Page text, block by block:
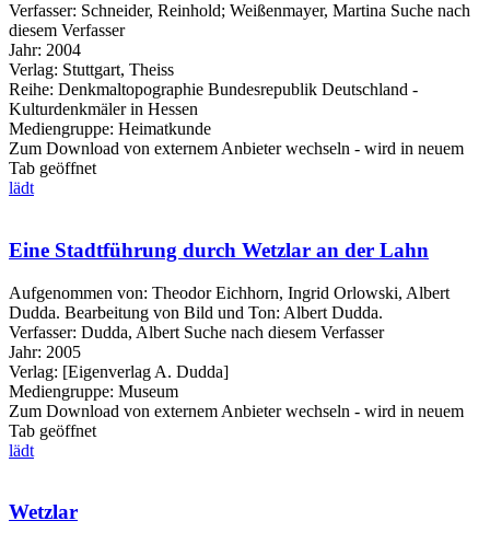
Verfasser: Schneider, Reinhold; Weißenmayer, Martina Suche nach
diesem Verfasser
Jahr: 2004
Verlag: Stuttgart, Theiss
Reihe: Denkmaltopographie Bundesrepublik Deutschland -
Kulturdenkmäler in Hessen
Mediengruppe: Heimatkunde
Zum Download von externem Anbieter wechseln - wird in neuem
Tab geöffnet
lädt
Eine Stadtführung durch Wetzlar an der Lahn
Aufgenommen von: Theodor Eichhorn, Ingrid Orlowski, Albert
Dudda. Bearbeitung von Bild und Ton: Albert Dudda.
Verfasser: Dudda, Albert Suche nach diesem Verfasser
Jahr: 2005
Verlag: [Eigenverlag A. Dudda]
Mediengruppe: Museum
Zum Download von externem Anbieter wechseln - wird in neuem
Tab geöffnet
lädt
Wetzlar